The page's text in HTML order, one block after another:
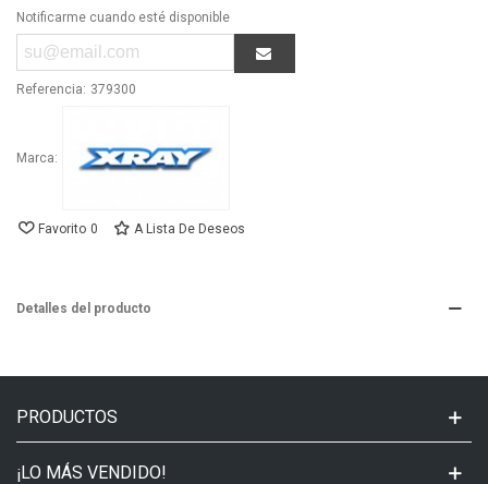
Notificarme cuando esté disponible
Referencia: 379300
Marca:
Favorito 0 A Lista De Deseos
Detalles del producto
PRODUCTOS
¡LO MÁS VENDIDO!